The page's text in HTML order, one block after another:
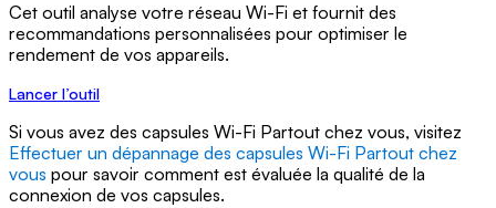
Cet outil analyse votre réseau Wi-Fi et fournit des
recommandations personnalisées pour optimiser le
rendement de vos appareils.
Lancer l’outil
Si vous avez des capsules Wi-Fi Partout chez vous, visitez
Effectuer un dépannage des capsules Wi-Fi Partout chez
vous pour savoir comment est évaluée la qualité de la
connexion de vos capsules.